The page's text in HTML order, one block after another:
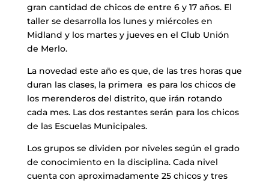
gran cantidad de chicos de entre 6 y 17 años. El
taller se desarrolla los lunes y miércoles en
Midland y los martes y jueves en el Club Unión
de Merlo.
La novedad este año es que, de las tres horas que
duran las clases, la primera es para los chicos de
los merenderos del distrito, que irán rotando
cada mes. Las dos restantes serán para los chicos
de las Escuelas Municipales.
Los grupos se dividen por niveles según el grado
de conocimiento en la disciplina. Cada nivel
cuenta con aproximadamente 25 chicos y tres